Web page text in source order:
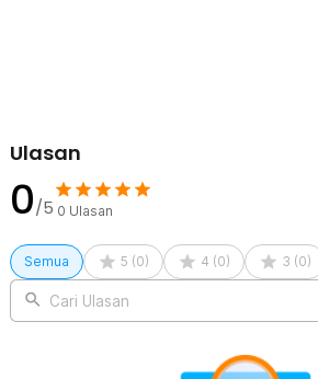
Ulasan
0/5 0 Ulasan
Semua 5 (0) 4 (0) 3 (0)
Cari Ulasan